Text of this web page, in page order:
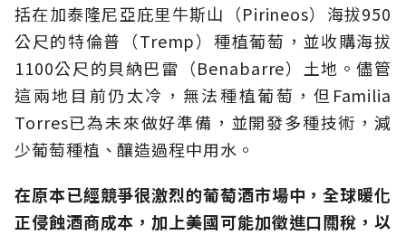
括在加泰隆尼亞庇里牛斯山（Pirineos）海拔950
公尺的特倫普（Tremp）種植葡萄，並收購海拔
1100公尺的貝納巴雷（Benabarre）土地。儘管
這兩地目前仍太冷，無法種植葡萄，但Familia
Torres已為未來做好準備，並開發多種技術，減
少葡萄種植、釀造過程中用水。
在原本已經競爭很激烈的葡萄酒市場中，全球暖化
正侵蝕酒商成本，加上美國可能加徵進口關稅，以